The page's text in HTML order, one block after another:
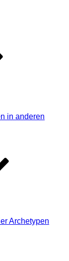
in anderen
Archetypen